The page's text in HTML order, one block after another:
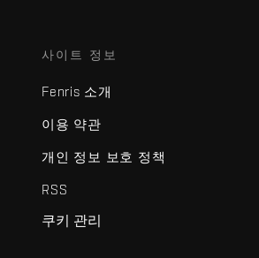
사이트 정보
Fenris 소개
이용 약관
개인 정보 보호 정책
RSS
쿠키 관리